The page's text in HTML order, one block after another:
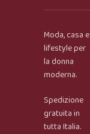
Onar AI Assistant
Moda, casa e
lifestyle per
la donna
moderna.
Spedizione
gratuita in
tutta Italia.